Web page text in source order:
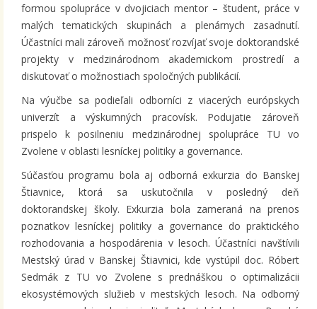
formou spolupráce v dvojiciach mentor – študent, práce v
malých tematických skupinách a plenárnych zasadnutí.
Účastníci mali zároveň možnosť rozvíjať svoje doktorandské
projekty v medzinárodnom akademickom prostredí a
diskutovať o možnostiach spoločných publikácií.
Na výučbe sa podieľali odborníci z viacerých európskych
univerzít a výskumných pracovísk. Podujatie zároveň
prispelo k posilneniu medzinárodnej spolupráce TU vo
Zvolene v oblasti lesníckej politiky a governance.
Súčasťou programu bola aj odborná exkurzia do Banskej
Štiavnice, ktorá sa uskutočnila v posledný deň
doktorandskej školy. Exkurzia bola zameraná na prenos
poznatkov lesníckej politiky a governance do praktického
rozhodovania a hospodárenia v lesoch. Účastníci navštívili
Mestský úrad v Banskej Štiavnici, kde vystúpil doc. Róbert
Sedmák z TU vo Zvolene s prednáškou o optimalizácii
ekosystémových služieb v mestských lesoch. Na odborný